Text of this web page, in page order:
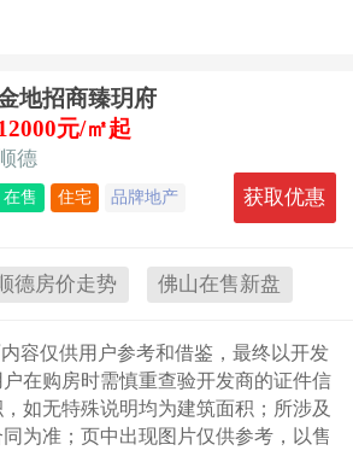
地招商臻玥府
元/㎡起
德
在售 住宅 品牌地产
低价房 地铁沿线
获取优惠
德房价走势 佛山在售新盘
容仅供用户参考和借鉴，最终以开发
在购房时需慎重查验开发商的证件信
如无特殊说明均为建筑面积；所涉及
为准；页中出现图片仅供参考，以售